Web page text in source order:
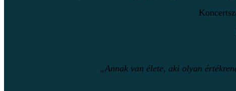
„Annak van élete, aki olyan